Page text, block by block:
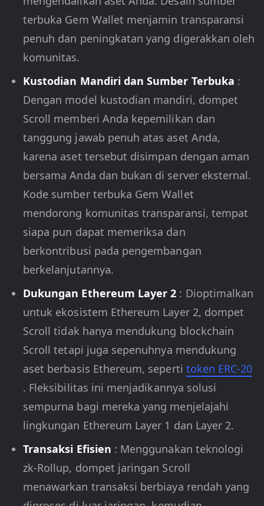
terbuka Gem Wallet menjamin transparansi
penuh dan peningkatan yang digerakkan oleh
komunitas.
Kustodian Mandiri dan Sumber Terbuka :
Dengan model kustodian mandiri, dompet
Scroll memberi Anda kepemilikan dan
tanggung jawab penuh atas aset Anda,
karena aset tersebut disimpan dengan aman
bersama Anda dan bukan di server eksternal.
Kode sumber terbuka Gem Wallet
mendorong komunitas transparansi, tempat
siapa pun dapat memeriksa dan
berkontribusi pada pengembangan
berkelanjutannya.
Dukungan Ethereum Layer 2 : Dioptimalkan
untuk ekosistem Ethereum Layer 2, dompet
Scroll tidak hanya mendukung blockchain
Scroll tetapi juga sepenuhnya mendukung
aset berbasis Ethereum, seperti token ERC-20
. Fleksibilitas ini menjadikannya solusi
sempurna bagi mereka yang menjelajahi
lingkungan Ethereum Layer 1 dan Layer 2.
Transaksi Efisien : Menggunakan teknologi
zk-Rollup, dompet jaringan Scroll
menawarkan transaksi berbiaya rendah yang